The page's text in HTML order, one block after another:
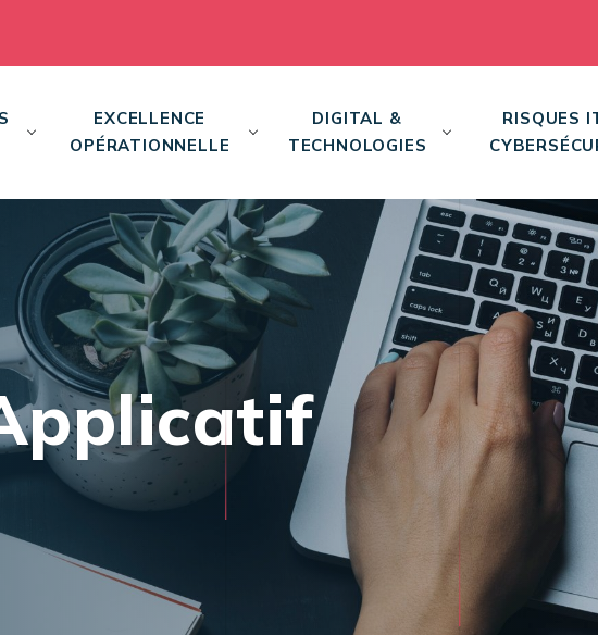
EXCELLENCE
OPÉRATIONNELLE
DIGITAL &
TECHNOLOGIES
RISQUES